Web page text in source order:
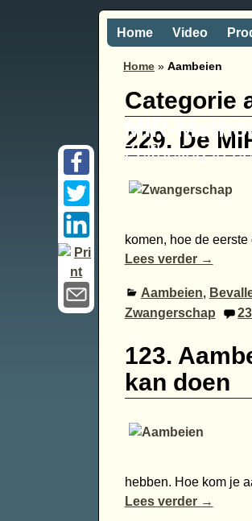
MIR-
Zelfheling in
Home Video
Home » Aambeien
Categorie
229. De
komen, hoe de
Lees verder →
Aambeien,
Zwangerschap
23
123.
kan doen
hebben. Hoe kom je
Lees verder →